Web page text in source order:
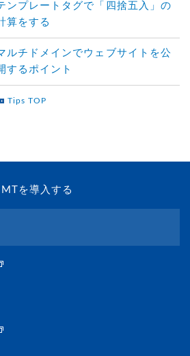
ンプレートタグで「四捨五入」の
算をする
ルチドメインでウェブサイトを公
するポイント
Tips TOP
MTを導入する